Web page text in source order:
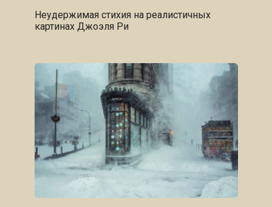
Неудержимая стихия на реалистичных
картинах Джоэля Ри